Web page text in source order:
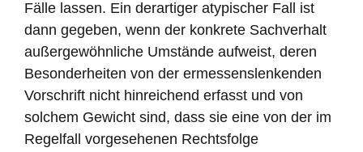
Fälle lassen. Ein derartiger atypischer Fall ist
dann gegeben, wenn der konkrete Sachverhalt
außergewöhnliche Umstände aufweist, deren
Besonderheiten von der ermessenslenkenden
Vorschrift nicht hinreichend erfasst und von
solchem Gewicht sind, dass sie eine von der im
Regelfall vorgesehenen Rechtsfolge